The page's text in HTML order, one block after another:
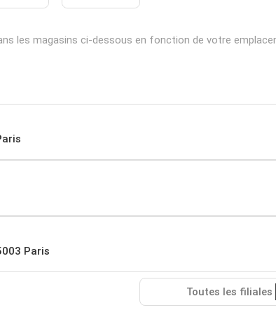
les magasins ci-dessous en fonction de votre
Paris
Toutes les filiales